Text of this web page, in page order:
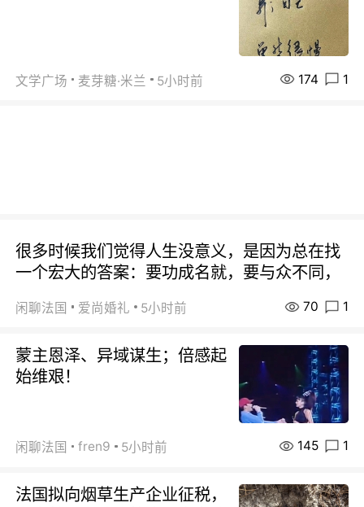
文学广场 麦芽糖·米兰 5小时前 174 1
很多时候我们觉得人生没意义，是因为总在找
一个宏大的答案：要功成名就，要与众不同，
闲聊法国 爱尚婚礼 5小时前 70 1
蒙主恩泽、异域谋生；倍感起
始维艰！
闲聊法国 fren9 5小时前 145 1
法国拟向烟草生产企业征税，